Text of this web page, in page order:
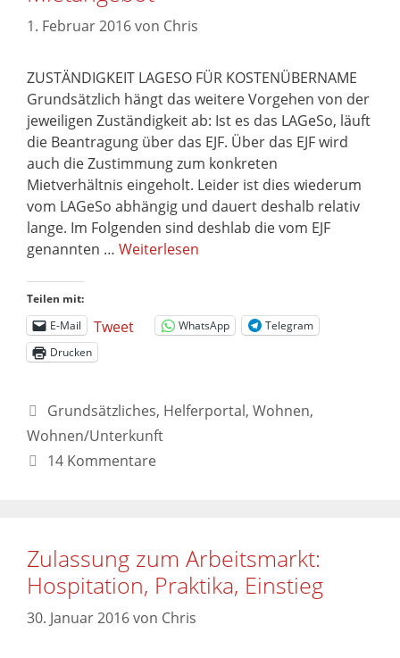
1. Februar 2016von Chris
ZUSTÄNDIGKEIT LAGESO FÜR KOSTENÜBERNAME
Grundsätzlich hängt das weitere Vorgehen von der
jeweiligen Zuständigkeit ab: Ist es das LAGeSo, läuft
die Beantragung über das EJF. Über das EJF wird
auch die Zustimmung zum konkreten
Mietverhältnis eingeholt. Leider ist dies wiederum
vom LAGeSo abhängig und dauert deshalb relativ
lange. Im Folgenden sind deshlab die vom EJF
genannten … Weiterlesen
Teilen mit:
E-Mail
Tweet WhatsApp
Telegram
Drucken
Grundsätzliches, Helferportal, Wohnen,
Wohnen/Unterkunft
14 Kommentare
Zulassung zum Arbeitsmarkt:
Hospitation, Praktika, Einstieg
30. Januar 2016von Chris